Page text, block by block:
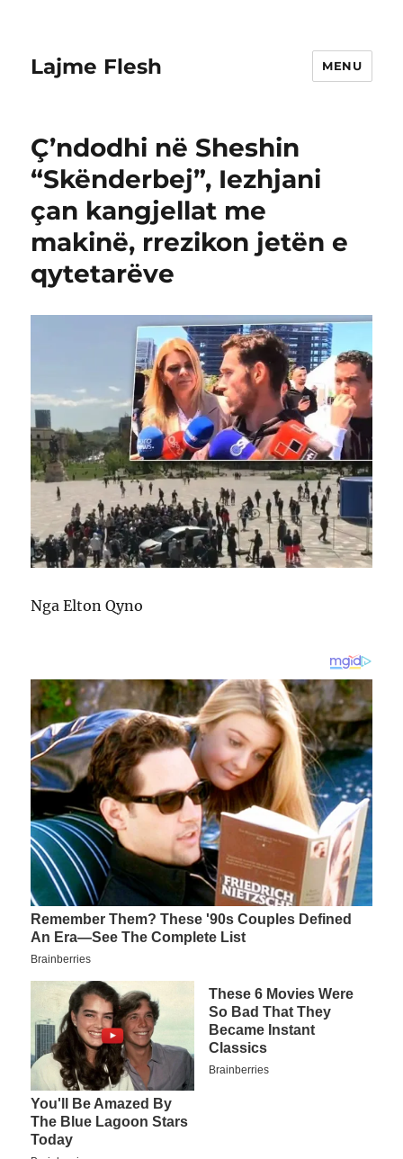
Lajme Flesh MENU
Ç’ndodhi në Sheshin
“Skënderbej”, Iezhjani
çan kangjellat me
makinë, rrezikon jetën e
qytetarëve
Nga Elton Qyno